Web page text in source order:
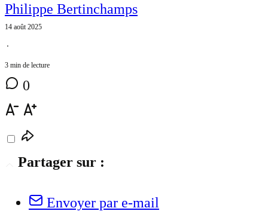
Philippe Bertinchamps
14 août 2025
⋅
3 min de lecture
0
Partager sur :
Envoyer par e-mail